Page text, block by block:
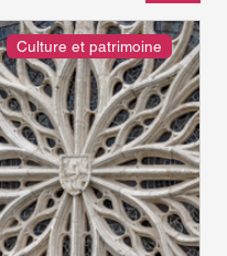
Culture et patrimoine